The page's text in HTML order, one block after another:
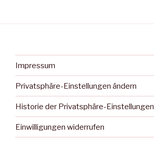
Impressum
Privatsphäre-Einstellungen ändern
Historie der Privatsphäre-Einstellungen
Einwilligungen widerrufen